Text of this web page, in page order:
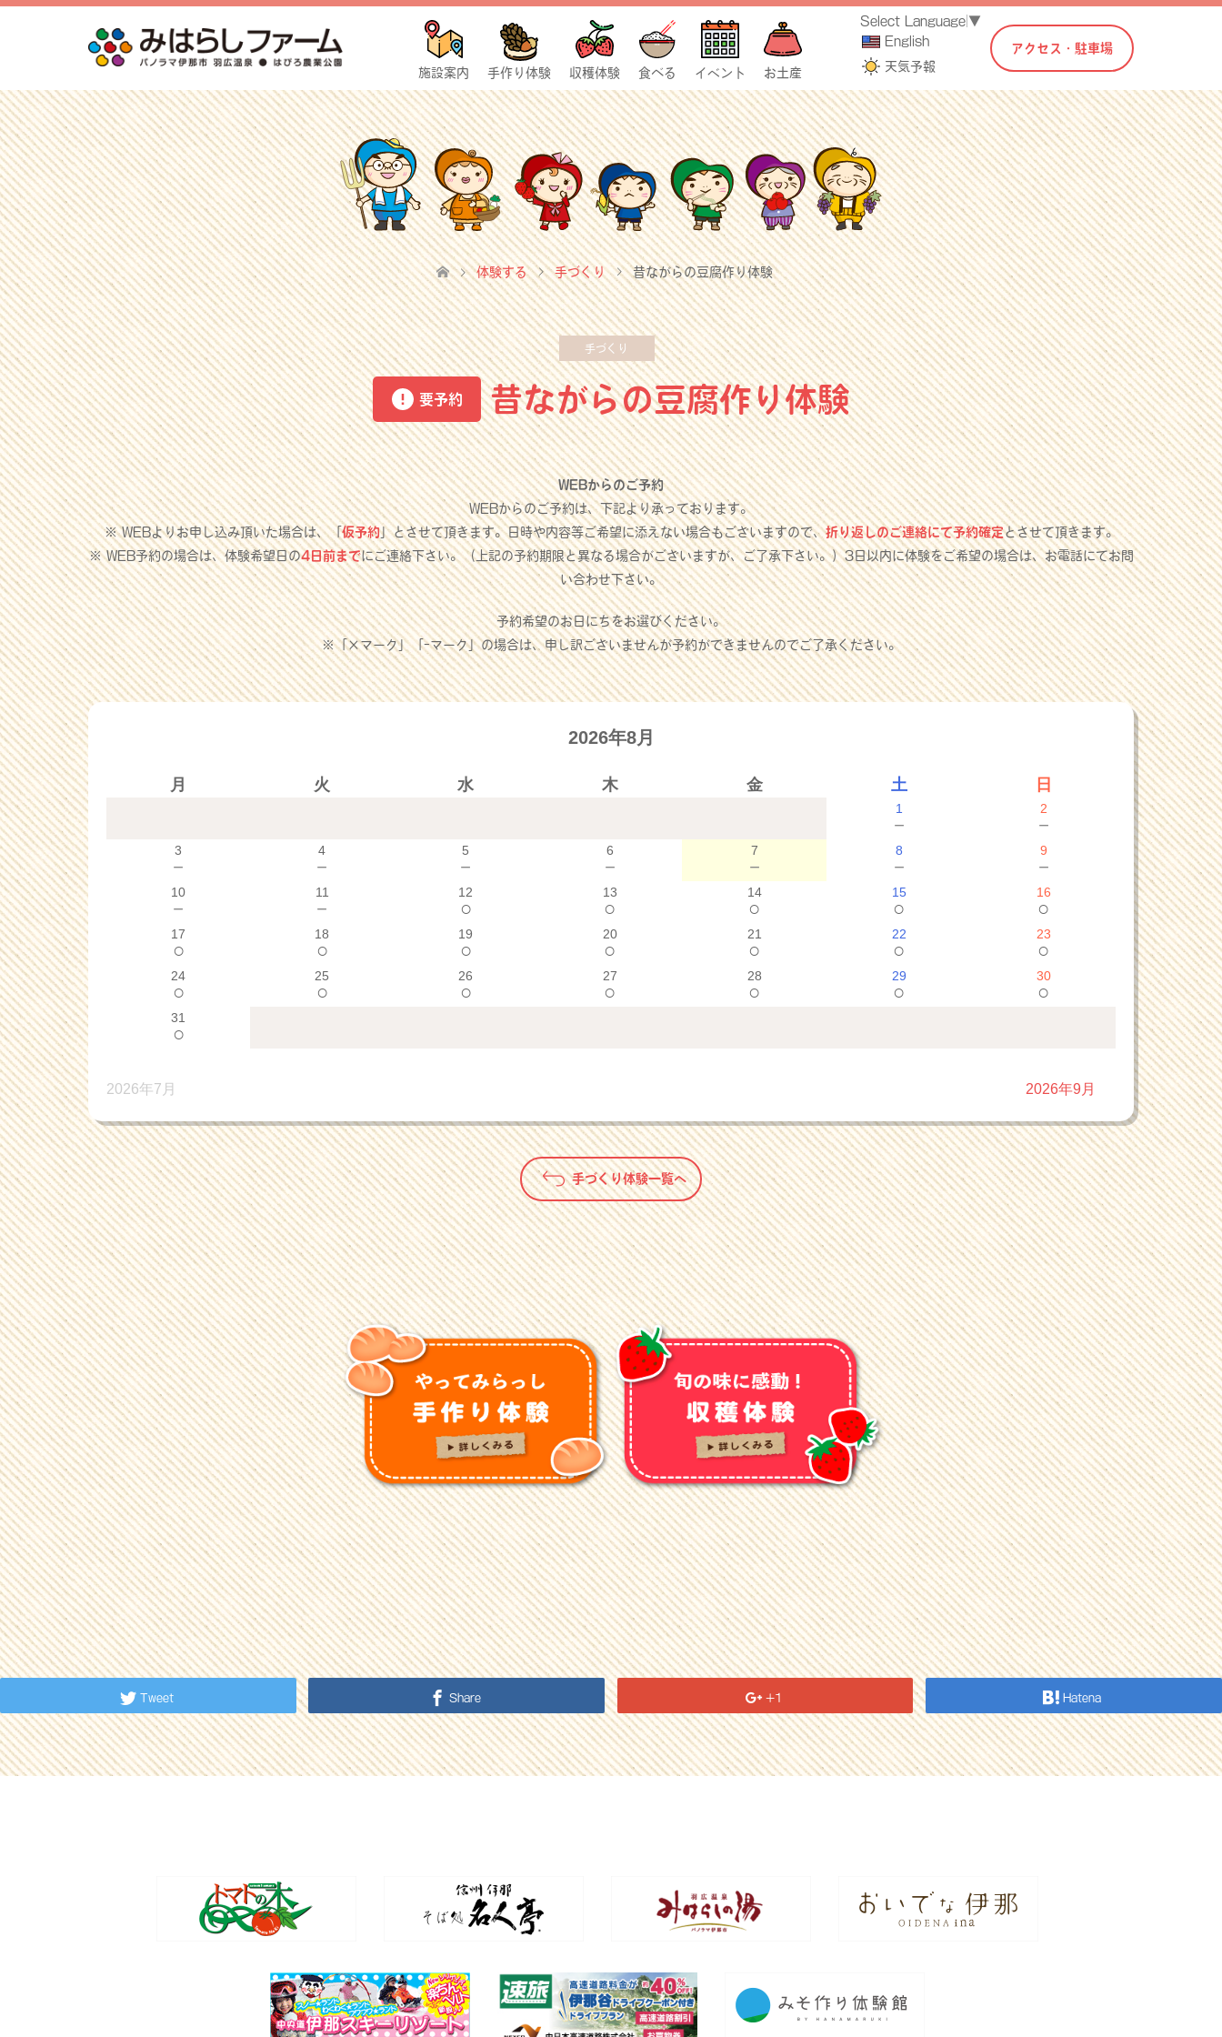
施設案内 手作り体験 収穫体験 食べる イベント お土産
Select Language ▼
English
天気予報
アクセス・駐車場
体験する 手づくり 昔ながらの豆腐作り体験
手づくり
要予約 昔ながらの豆腐作り体験
WEBからのご予約
WEBからのご予約は、下記より承っております。
※ WEBよりお申し込み頂いた場合は、「仮予約」とさせて頂きます。日時や内容等ご希望に添えない場合もございますので、折り返しのご連絡にて予約確定とさせて頂きます。
※ WEB予約の場合は、体験希望日の4日前までにご連絡下さい。（上記の予約期限と異なる場合がございますが、ご了承下さい。）3日以内に体験をご希望の場合は、お電話にてお問
い合わせ下さい。
予約希望のお日にちをお選びください。
※「×マーク」「-マーク」の場合は、申し訳ございませんが予約ができませんのでご了承ください。
2026年8月
月 火 水 木 金 土 日
1
－
2
－
3
－
4
－
5
－
6
－
7
－
8
－
9
－
10
－
11
－
12
○
13
○
14
○
15
○
16
○
17
○
18
○
19
○
20
○
21
○
22
○
23
○
24
○
25
○
26
○
27
○
28
○
29
○
30
○
31
○
2026年7月 2026年9月
手づくり体験一覧へ
Tweet Share +1 Hatena